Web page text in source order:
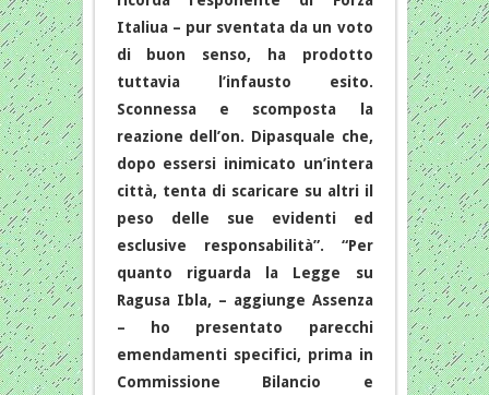
Italiua – pur sventata da un voto
di buon senso, ha prodotto
tuttavia l’infausto esito.
Sconnessa e scomposta la
reazione dell’on. Dipasquale che,
dopo essersi inimicato un’intera
città, tenta di scaricare su altri il
peso delle sue evidenti ed
esclusive responsabilità”. “Per
quanto riguarda la Legge su
Ragusa Ibla, – aggiunge Assenza
– ho presentato parecchi
emendamenti specifici, prima in
Commissione Bilancio e